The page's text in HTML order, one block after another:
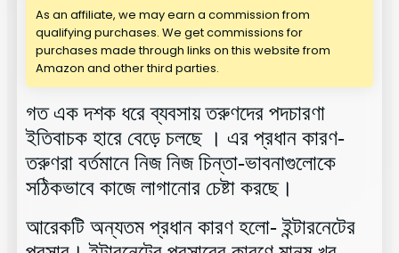
As an affiliate, we may earn a commission from
qualifying purchases. We get commissions for
purchases made through links on this website from
Amazon and other third parties.
গত এক দশক ধরে ব্যবসায় তরুণদের পদচারণা
ইতিবাচক হারে বেড়ে চলছে । এর প্রধান কারণ-
তরুণরা বর্তমানে নিজ নিজ চিন্তা-ভাবনাগুলোকে
সঠিকভাবে কাজে লাগানোর চেষ্টা করছে।
আরেকটি অন্যতম প্রধান কারণ হলো- ইন্টারনেটের